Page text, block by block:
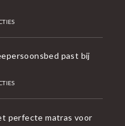
past bij
perfecte matras voor